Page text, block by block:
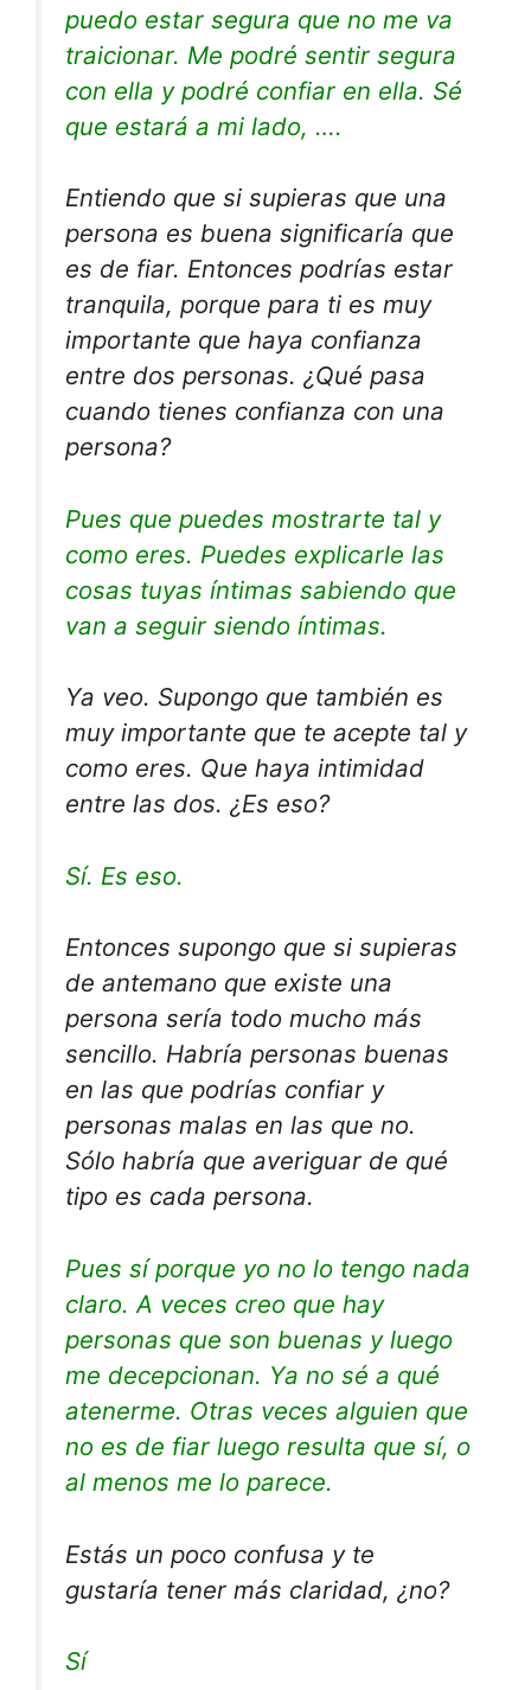
puedo estar segura que no me va
traicionar. Me podré sentir segura
con ella y podré confiar en ella. Sé
que estará a mi lado, ….
Entiendo que si supieras que una
persona es buena significaría que
es de fiar. Entonces podrías estar
tranquila, porque para ti es muy
importante que haya confianza
entre dos personas. ¿Qué pasa
cuando tienes confianza con una
persona?
Pues que puedes mostrarte tal y
como eres. Puedes explicarle las
cosas tuyas íntimas sabiendo que
van a seguir siendo íntimas.
Ya veo. Supongo que también es
muy importante que te acepte tal y
como eres. Que haya intimidad
entre las dos. ¿Es eso?
Sí. Es eso.
Entonces supongo que si supieras
de antemano que existe una
persona sería todo mucho más
sencillo. Habría personas buenas
en las que podrías confiar y
personas malas en las que no.
Sólo habría que averiguar de qué
tipo es cada persona.
Pues sí porque yo no lo tengo nada
claro. A veces creo que hay
personas que son buenas y luego
me decepcionan. Ya no sé a qué
atenerme. Otras veces alguien que
no es de fiar luego resulta que sí, o
al menos me lo parece.
Estás un poco confusa y te
gustaría tener más claridad, ¿no?
Sí